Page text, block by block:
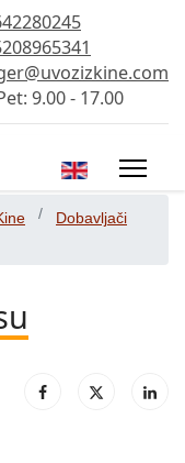
9.00 - 17.00
Izaberite vaš
Dobavljači